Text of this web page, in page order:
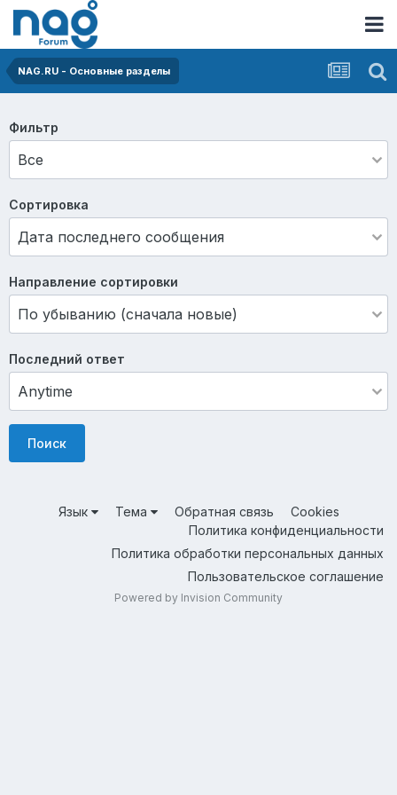
NAG.RU - Основные разделы
Фильтр
Сортировка
Направление сортировки
Последний ответ
Поиск
Язык Тема Обратная связь
Cookies
Политика конфиденциальности
Политика обработки персональных данных
Пользовательское соглашение
Powered by Invision Community